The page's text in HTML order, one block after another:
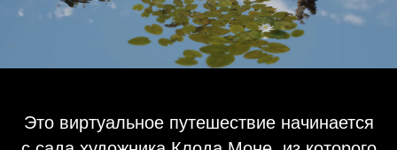
Это виртуальное путешествие начинается